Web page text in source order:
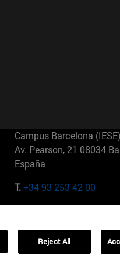
Campus Barcelona (IESE)
Av. Pearson, 21 08034
España
T.+34 93 253 42 00
01321001 Bela Vista
Reject All